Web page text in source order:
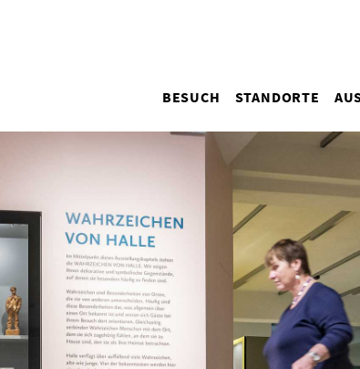
Hauptnavigation
(Desktop)
BESUCH STANDORTE